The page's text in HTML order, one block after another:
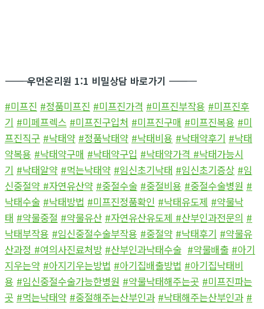
―――――――――――우먼온리원 1:1 비밀상담 바로가기 ―――――――――――
#미프진 #정품미프진 #미프진가격 #미프진부작용 #미프진후
기 #미페프렉스 #미프진구입처 #미프진구매 #미프진복용 #미
프진직구 #낙태약 #정품낙태약 #낙태비용 #낙태약후기 #낙태
약복용 #낙태약구매 #낙태약구입 #낙태약가격 #낙태가능시
기 #낙태알약 #먹는낙태약 #임신초기낙태 #임신초기증상 #임
신중절약 #자연유산약 #중절수술 #중절비용 #중절수술병원 #
낙태수술 #낙태방법 #미프진정품확인 #낙태유도제 #약물낙
태 #약물중절 #약물유산 #자연유산유도제 #산부인과전문의 #
낙태부작용 #임신중절수술부작용 #중절약 #낙태후기 #약물유
산과정 #여의사진료처방 #산부인과낙태수술 #약물배출 #아기
지우는약 #아지기우는방법 #아기집배출방법 #아기집낙태비
용 #임신중절수술가능한병원 #약물낙태해주는곳 #미프진파는
곳 #먹는낙태약 #중절해주는산부인과 #낙태해주는산부인과 #